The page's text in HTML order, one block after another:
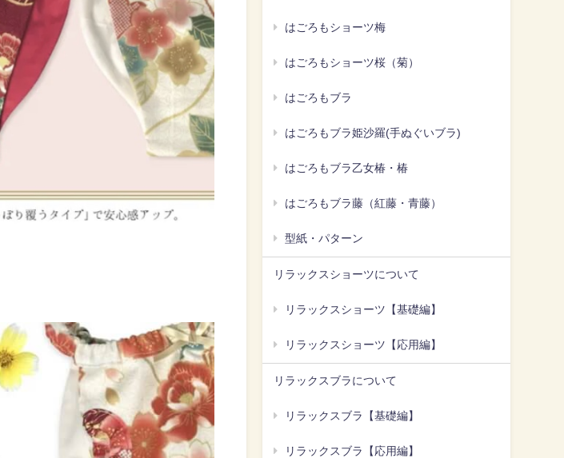
はごろもショーツ梅
はごろもショーツ桜（菊）
はごろもブラ
はごろもブラ姫沙羅(手ぬぐいブラ)
はごろもブラ乙女椿・椿
はごろもブラ藤（紅藤・青藤）
型紙・パターン
リラックスショーツについて
リラックスショーツ【基礎編】
リラックスショーツ【応用編】
リラックスブラについて
リラックスブラ【基礎編】
リラックスブラ【応用編】